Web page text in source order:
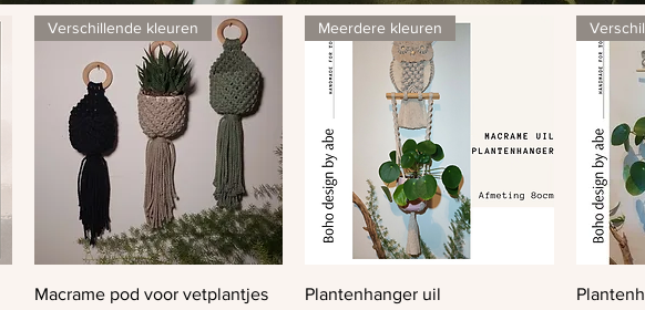
Visualização rápida
Verschillende kleuren
Macrame pod voor vetplantjes
Visualização rápida
Meerdere kleuren
Plantenhanger uil